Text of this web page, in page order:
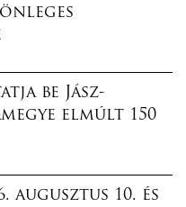
be Jász-
elmúlt 150
augusztus 10. és